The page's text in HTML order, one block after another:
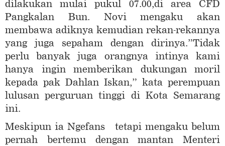
dilakukan mulai pukul 07.00,di area CFD
Pangkalan Bun. Novi mengaku akan
membawa adiknya kemudian rekan-rekannya
yang juga sepaham dengan dirinya.”Tidak
perlu banyak juga orangnya intinya kami
hanya ingin memberikan dukungan moril
kepada pak Dahlan Iskan,” kata perempuan
lulusan perguruan tinggi di Kota Semarang
ini.
Meskipun ia Ngefans tetapi mengaku belum
pernah bertemu dengan mantan Menteri